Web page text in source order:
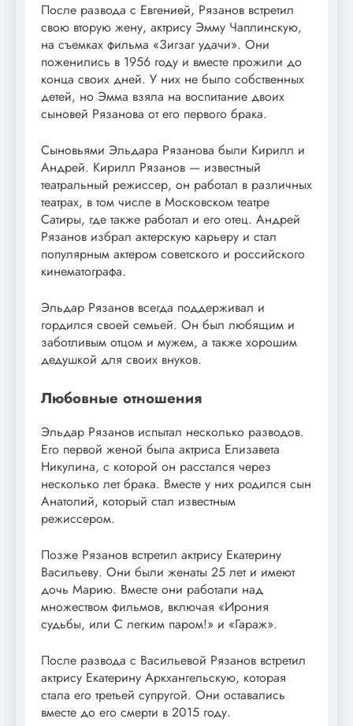
После развода с Евгенией, Рязанов встретил
свою вторую жену, актрису Эмму Чаплинскую,
на съемках фильма «Зигзаг удачи». Они
поженились в 1956 году и вместе прожили до
конца своих дней. У них не было собственных
детей, но Эмма взяла на воспитание двоих
сыновей Рязанова от его первого брака.
Сыновьями Эльдара Рязанова были Кирилл и
Андрей. Кирилл Рязанов — известный
театральный режиссер, он работал в различных
театрах, в том числе в Московском театре
Сатиры, где также работал и его отец. Андрей
Рязанов избрал актерскую карьеру и стал
популярным актером советского и российского
кинематографа.
Эльдар Рязанов всегда поддерживал и
гордился своей семьей. Он был любящим и
заботливым отцом и мужем, а также хорошим
дедушкой для своих внуков.
Любовные отношения
Эльдар Рязанов испытал несколько разводов.
Его первой женой была актриса Елизавета
Никулина, с которой он расстался через
несколько лет брака. Вместе у них родился сын
Анатолий, который стал известным
режиссером.
Позже Рязанов встретил актрису Екатерину
Васильеву. Они были женаты 25 лет и имеют
дочь Марию. Вместе они работали над
множеством фильмов, включая «Ирония
судьбы, или С легким паром!» и «Гараж».
После развода с Васильевой Рязанов встретил
актрису Екатерину Аркхангельскую, которая
стала его третьей супругой. Они оставались
вместе до его смерти в 2015 году.